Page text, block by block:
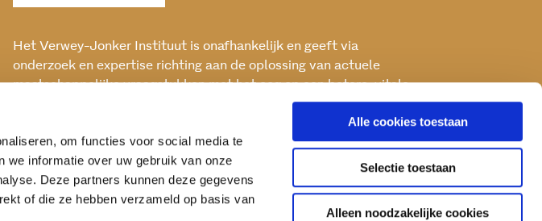
om functies voor social media te
we informatie over uw gebruik van onze
Deze partners kunnen deze gegevens
of die ze hebben verzameld op basis van
Alle cookies toestaan
Selectie toestaan
Alleen noodzakelijke cookies
Het Verwey-Jonker Instituut is onafhankelijk en geeft via
onderzoek en expertise richting aan de oplossing van actuele
maatschappelijke vraagstukken met het oog op een betere, vitale